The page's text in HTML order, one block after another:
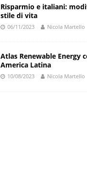
Risparmio e italiani:
stile di vita
06/11/2023 Nicola Martello
Atlas Renewable Energy
America Latina
10/08/2023 Nicola Martello